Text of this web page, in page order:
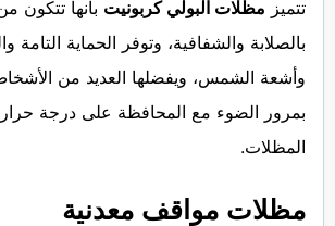
تتميز مظلات البولي كربونيت بأنها تتكون
بالصلابة والشفافية، وتوفر الحماية التامة
وأشعة الشمس، ويفضلها العديد من
بمرور الضوء مع المحافظة على درجة
المظلات.
مظلات مواقف معدنية